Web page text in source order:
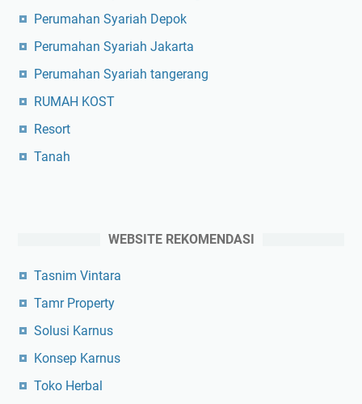
Perumahan Syariah Depok
Perumahan Syariah Jakarta
Perumahan Syariah tangerang
RUMAH KOST
Resort
Tanah
WEBSITE REKOMENDASI
Tasnim Vintara
Tamr Property
Solusi Karnus
Konsep Karnus
Toko Herbal